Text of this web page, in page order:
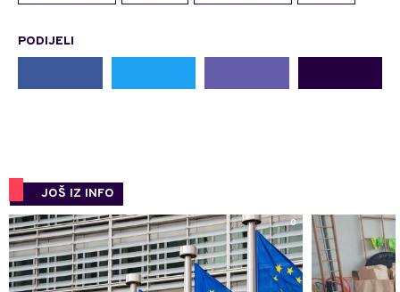
PODIJELI
JOŠ IZ INFO
0